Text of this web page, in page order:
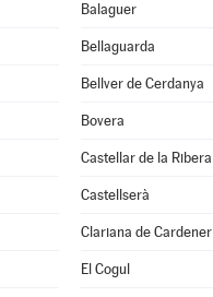
Balaguer
Bellaguarda
Bellver de Cerdanya
Bovera
Castellar de la Ribera
Castellserà
Clariana de Cardener
El Cogul